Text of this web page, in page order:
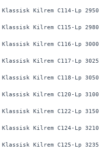
Klassisk Kilrem C114-Lp 2950
Klassisk Kilrem C115-Lp 2980
Klassisk Kilrem C116-Lp 3000
Klassisk Kilrem C117-Lp 3025
Klassisk Kilrem C118-Lp 3050
Klassisk Kilrem C120-Lp 3100
Klassisk Kilrem C122-Lp 3150
Klassisk Kilrem C124-Lp 3210
Klassisk Kilrem C125-Lp 3235